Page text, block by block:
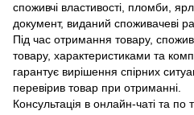
споживчі властивості, пломби,
документ, виданий споживачеві
Під час отримання товару,
товару, характеристиками та
гарантує вирішення спірних
перевірив товар при отриманні.
Консультація в онлайн-чаті та по